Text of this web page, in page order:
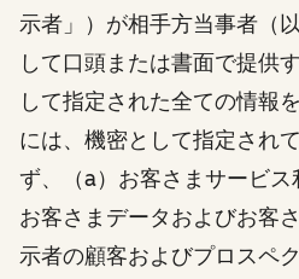
示者」）が相手方当事者（
して口頭または書面で提供
して指定された全ての情報
には、機密として指定され
ず、（a）お客さまサービ
お客さまデータおよびお客
示者の顧客およびプロスペ